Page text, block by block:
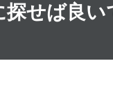
せば良い